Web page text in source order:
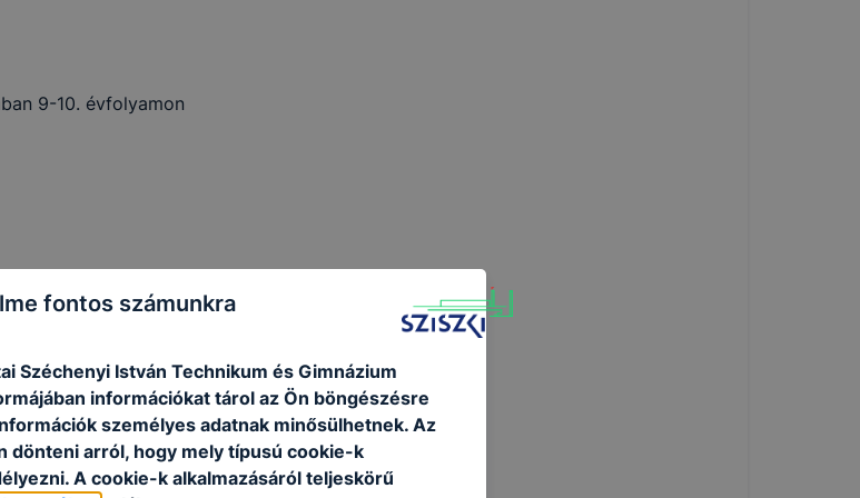
9-10. évfolyamon
segédanyagokkal
fontos számunkra
Széchenyi István Technikum és Gimnázium
információkat tárol az Ön böngészésre
személyes adatnak minősülhetnek. Az
dönteni arról, hogy mely típusú cookie-k
A cookie-k alkalmazásáról teljeskörű